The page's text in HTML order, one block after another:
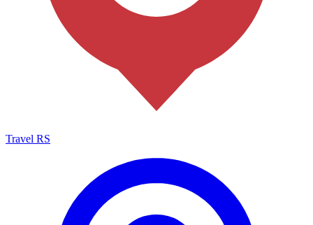
Travel RS